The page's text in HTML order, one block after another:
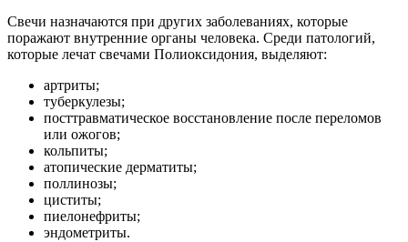
Свечи назначаются при других заболеваниях, которые
поражают внутренние органы человека. Среди патологий,
которые лечат свечами Полиоксидония, выделяют:
артриты;
туберкулезы;
посттравматическое восстановление после переломов
или ожогов;
кольпиты;
атопические дерматиты;
поллинозы;
циститы;
пиелонефриты;
эндометриты.